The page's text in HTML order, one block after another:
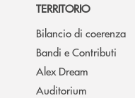
TERRITORIO
Bilancio di coerenza
Bandi e Contributi
Alex Dream
Auditorium